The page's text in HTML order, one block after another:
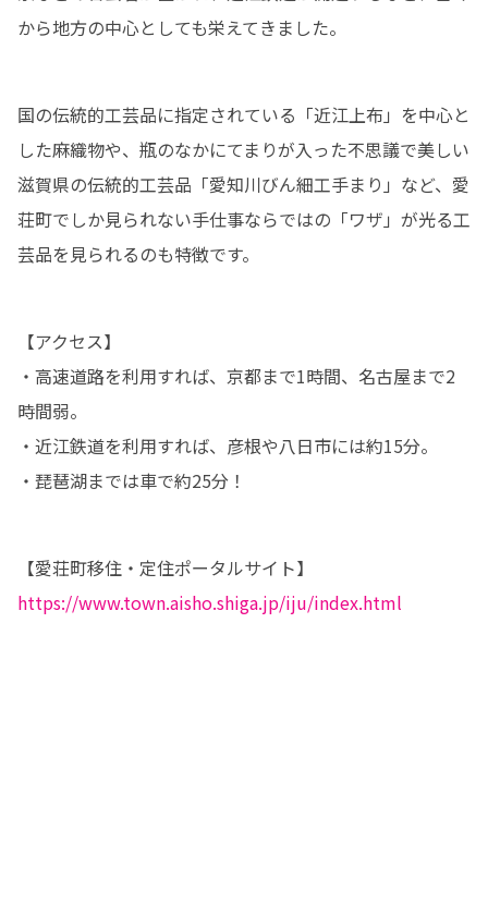
から地方の中心としても栄えてきました。
国の伝統的工芸品に指定されている「近江上布」を中心と
した麻織物や、瓶のなかにてまりが入った不思議で美しい
滋賀県の伝統的工芸品「愛知川びん細工手まり」など、愛
荘町でしか見られない手仕事ならではの「ワザ」が光る工
芸品を見られるのも特徴です。
【アクセス】
・高速道路を利用すれば、京都まで1時間、名古屋まで2
時間弱。
・近江鉄道を利用すれば、彦根や八日市には約15分。
・琵琶湖までは車で約25分！
https://www.town.aisho.shiga.jp/iju/index.html